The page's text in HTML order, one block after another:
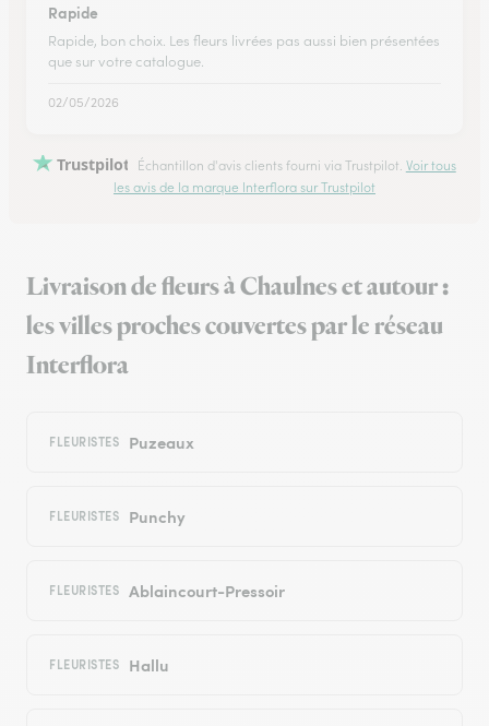
Rapide
Rapide, bon choix. Les fleurs livrées pas aussi bien présentées
que sur votre catalogue.
02/05/2026
Trustpilot Échantillon d'avis clients fourni via Trustpilot. Voir tous
les avis de la marque Interflora sur Trustpilot
Livraison de fleurs à Chaulnes et autour :
les villes proches couvertes par le réseau
Interflora
FLEURISTES Puzeaux
FLEURISTES Punchy
FLEURISTES Ablaincourt-Pressoir
FLEURISTES Hallu